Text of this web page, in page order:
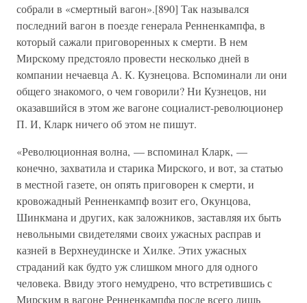
собрали в «смертный вагон».[890] Так назывался
последний вагон в поезде генерала Ренненкампфа, в
который сажали приговоренных к смерти. В нем
Мирскому предстояло провести несколько дней в
компании нечаевца А. К. Кузнецова. Вспоминали ли они
общего знакомого, о чем говорили? Ни Кузнецов, ни
оказавшийся в этом же вагоне социалист-революционер
П. И, Кларк ничего об этом не пишут.
«Революционная волна, — вспоминал Кларк, —
конечно, захватила и старика Мирского, и вот, за статью
в местной газете, он опять приговорен к смерти, и
кровожадный Ренненкампф возит его, Окунцова,
Шинкмана и других, как заложников, заставляя их быть
невольными свидетелями своих ужасных расправ и
казней в Верхнеудинске и Хилке. Этих ужасных
страданий как будто уж слишком много для одного
человека. Ввиду этого немудрено, что встретившись с
Мирским в вагоне Ренненкампфа после всего лишь